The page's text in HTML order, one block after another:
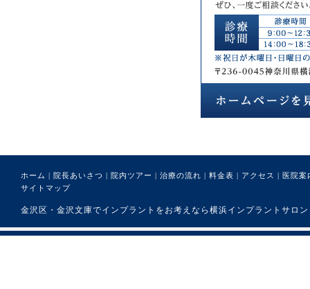
ホーム | 院長あいさつ | 院内ツアー | 治療の流れ | 料金表 | アクセス | 医院案
サイトマップ
金沢区・金沢文庫でインプラントをお考えなら横浜インプラントサ